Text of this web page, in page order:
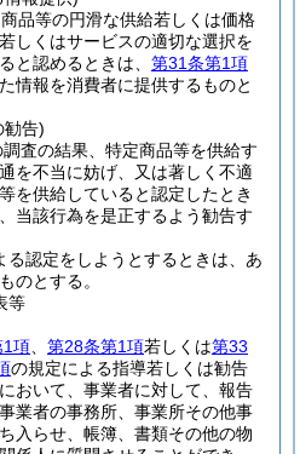
品等の円滑な供給若しくは価格
しくはサービスの適切な選択を
と認めるときは、 第31条第1項
情報を消費者に提供するものと
勧告)
調査の結果、特定商品等を供給す
を不当に妨げ、又は著しく不適
を供給していると認定したとき
当該行為を是正するよう勧告す
る認定をしようとするときは、あ
のとする。
等
1項 第28条第1項若しくは第33
の規定による指導若しくは勧告
おいて、事業者に対して、報告
業者の事務所、事業所その他事
入らせ、帳簿、書類その他の物